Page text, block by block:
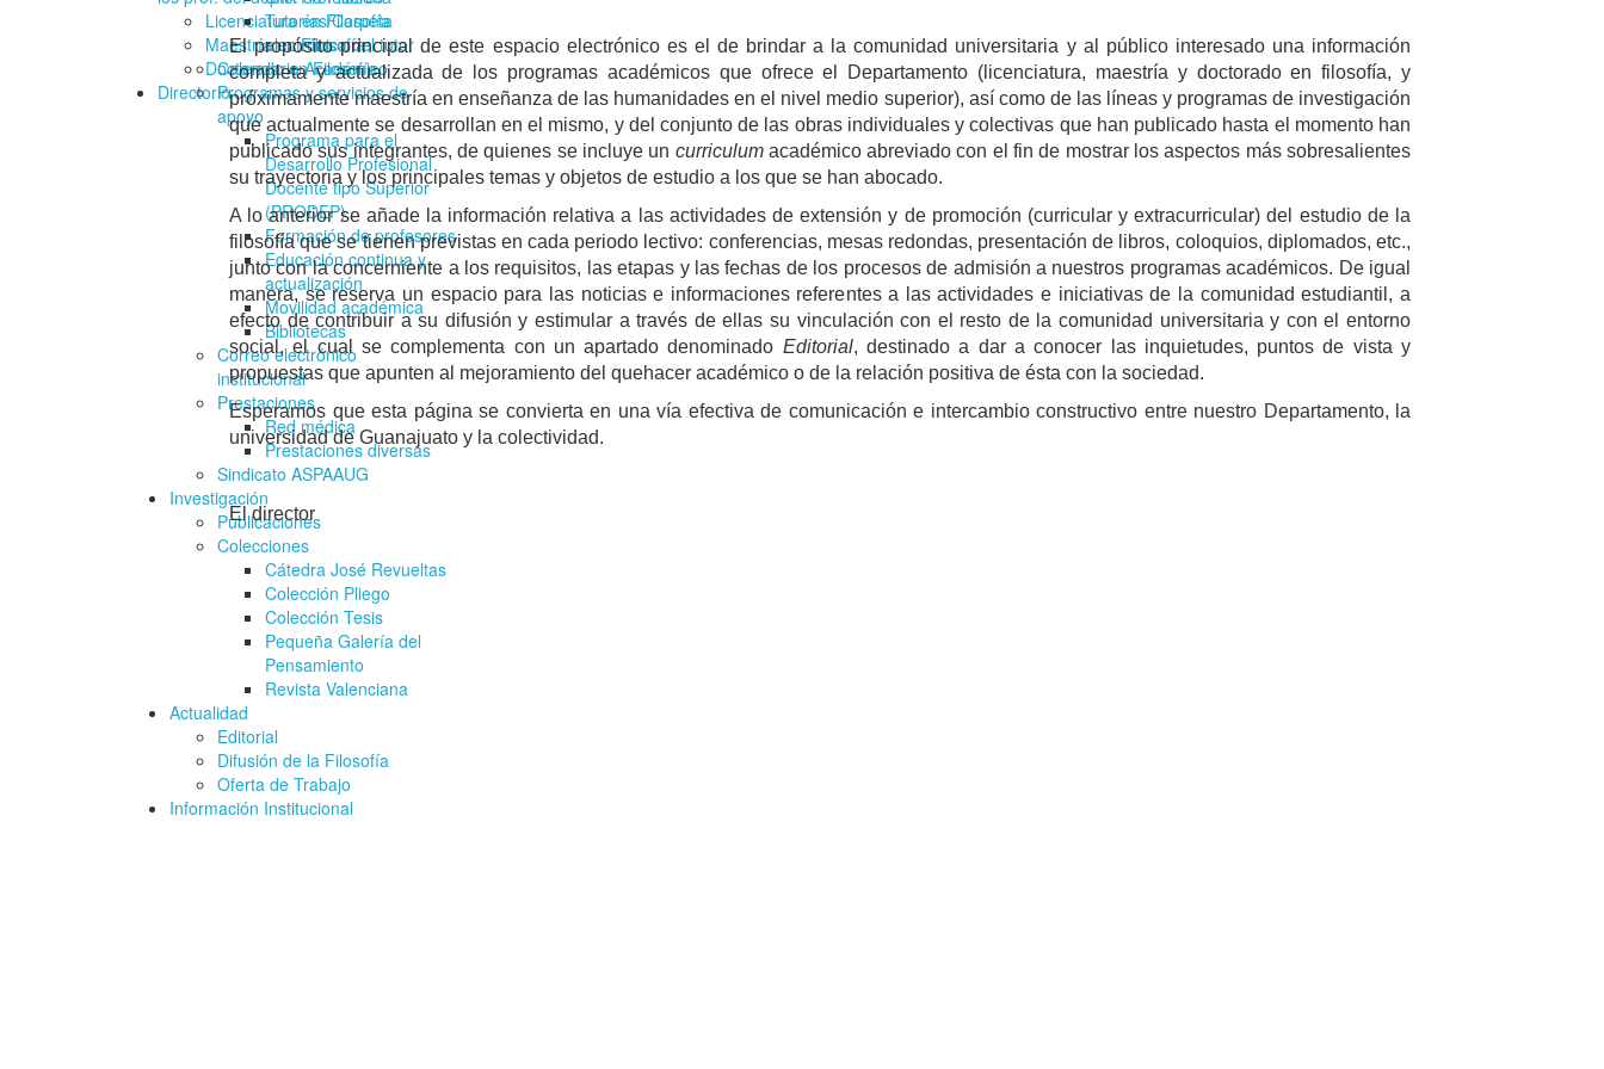
Licenciatura en Filosofía
Maestría en Filosofía
Doctorado en Filosofía
Directorio
Tutorías/Carpeta
electrónica del tutor
Calendario Académico
Programas y servicios de
apoyo
Programa para el
Desarrollo Profesional
Docente tipo Superior
(PRODEP)
Formación de profesores
Educación continua y
actualización
Movilidad académica
Bibliotecas
Correo electrónico
institucional
Prestaciones
Red médica
Prestaciones diversas
Sindicato ASPAAUG
Investigación
Publicaciones
Colecciones
Cátedra José Revueltas
Colección Pliego
Colección Tesis
Pequeña Galería del
Pensamiento
Revista Valenciana
Actualidad
Editorial
Difusión de la Filosofía
Oferta de Trabajo
Información Institucional
El propósito principal de este espacio electrónico es el de brindar a la comunidad universitaria y al público interesado una información
completa y actualizada de los programas académicos que ofrece el Departamento (licenciatura, maestría y doctorado en filosofía, y
próximamente maestría en enseñanza de las humanidades en el nivel medio superior), así como de las líneas y programas de investigación
que actualmente se desarrollan en el mismo, y del conjunto de las obras individuales y colectivas que han publicado hasta el momento han
publicado sus integrantes, de quienes se incluye un curriculumacadémico abreviado con el fin de mostrar los aspectos más sobresalientes
su trayectoria y los principales temas y objetos de estudio a los que se han abocado.
A lo anterior se añade la información relativa a las actividades de extensión y de promoción (curricular y extracurricular) del estudio de la
filosofía que se tienen previstas en cada periodo lectivo: conferencias, mesas redondas, presentación de libros, coloquios, diplomados, etc.,
junto con la concerniente a los requisitos, las etapas y las fechas de los procesos de admisión a nuestros programas académicos. De igual
manera, se reserva un espacio para las noticias e informaciones referentes a las actividades e iniciativas de la comunidad estudiantil, a
efecto de contribuir a su difusión y estimular a través de ellas su vinculación con el resto de la comunidad universitaria y con el entorno
social, el cual se complementa con un apartado denominado Editorial, destinado a dar a conocer las inquietudes, puntos de vista y
propuestas que apunten al mejoramiento del quehacer académico o de la relación positiva de ésta con la sociedad.
Esperamos que esta página se convierta en una vía efectiva de comunicación e intercambio constructivo entre nuestro Departamento, la
universidad de Guanajuato y la colectividad.
El director